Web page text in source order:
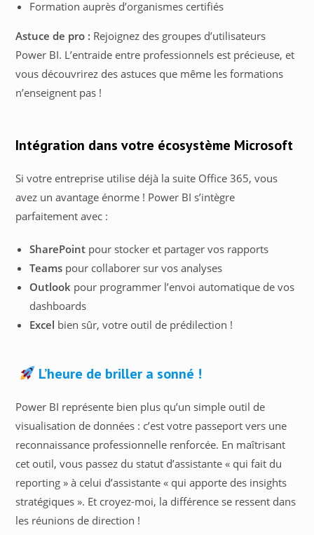
Formation auprès d’organismes certifiés
Astuce de pro : Rejoignez des groupes d’utilisateurs
Power BI. L’entraide entre professionnels est précieuse, et
vous découvrirez des astuces que même les formations
n’enseignent pas !
Intégration dans votre écosystème Microsoft
Si votre entreprise utilise déjà la suite Office 365, vous
avez un avantage énorme ! Power BI s’intègre
parfaitement avec :
SharePoint pour stocker et partager vos rapports
Teams pour collaborer sur vos analyses
Outlook pour programmer l’envoi automatique de vos
dashboards
Excel bien sûr, votre outil de prédilection !
L’heure de briller a sonné !
Power BI représente bien plus qu’un simple outil de
visualisation de données : c’est votre passeport vers une
reconnaissance professionnelle renforcée. En maîtrisant
cet outil, vous passez du statut d’assistante « qui fait du
reporting » à celui d’assistante « qui apporte des insights
stratégiques ». Et croyez-moi, la différence se ressent dans
les réunions de direction !